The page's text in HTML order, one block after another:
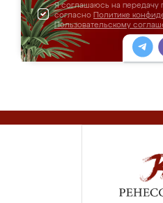
Я соглашаюсь на передачу
согласно Политике
Пользовательскому